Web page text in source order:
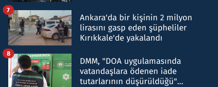
Ankara'da bir kişinin 2 milyon
lirasını gasp eden şüpheliler
Kırıkkale'de yakalandı
7
DMM, "DOA uygulamasında
vatandaşlara ödenen iade
tutarlarının düşürüldüğü"
8